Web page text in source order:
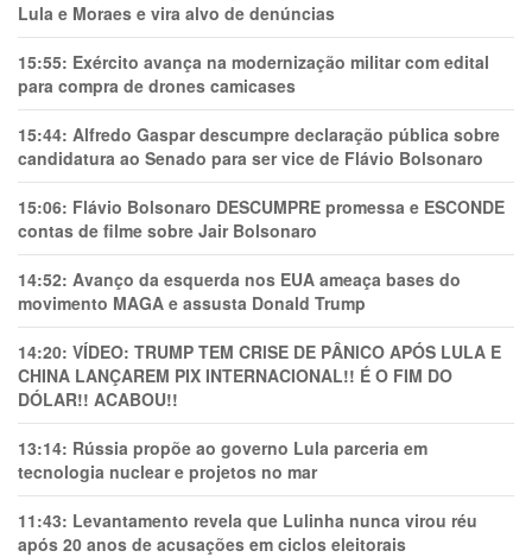
Lula e Moraes e vira alvo de denúncias
15:55: Exército avança na modernização militar com edital
para compra de drones camicases
15:44: Alfredo Gaspar descumpre declaração pública sobre
candidatura ao Senado para ser vice de Flávio Bolsonaro
15:06: Flávio Bolsonaro DESCUMPRE promessa e ESCONDE
contas de filme sobre Jair Bolsonaro
14:52: Avanço da esquerda nos EUA ameaça bases do
movimento MAGA e assusta Donald Trump
14:20: VÍDEO: TRUMP TEM CRlSE DE PÂNlCO APÓS LULA E
CHINA LANÇAREM PIX INTERNACIONAL!! É O FIM DO
DÓLAR!! ACABOU!!
13:14: Rússia propõe ao governo Lula parceria em
tecnologia nuclear e projetos no mar
11:43: Levantamento revela que Lulinha nunca virou réu
após 20 anos de acusações em ciclos eleitorais